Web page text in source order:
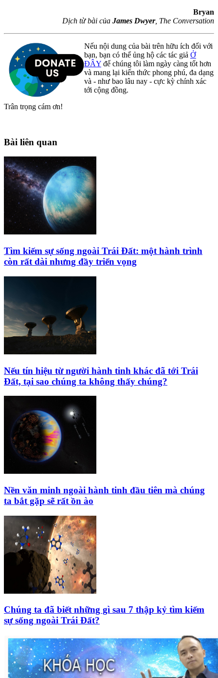
Bryan
Dịch từ bài của James Dwyer, The Conversation
Nếu nội dung của bài trên hữu ích đối với
bạn, bạn có thể ủng hộ các tác giả Ở
ĐÂY để chúng tôi làm ngày càng tốt hơn
và mang lại kiến thức phong phú, đa dạng
và - như bao lâu nay - cực kỳ chính xác
tới cộng đồng.
Trân trọng cám ơn!
Bài liên quan
Tìm kiếm sự sống ngoài Trái Đất: một hành trình
còn rất dài nhưng đầy triển vọng
Nếu tín hiệu từ người hành tinh khác đã tới Trái
Đất, tại sao chúng ta không thấy chúng?
Nền văn minh ngoài hành tinh đầu tiên mà chúng
ta bắt gặp sẽ rất ồn ào
Chúng ta đã biết những gì sau 7 thập kỷ tìm kiếm
sự sống ngoài Trái Đất?